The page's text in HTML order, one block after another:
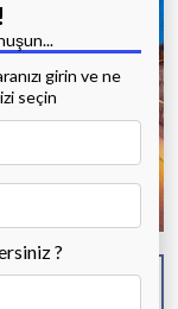
girin ve ne
seçin
?